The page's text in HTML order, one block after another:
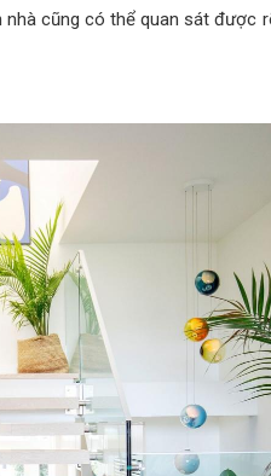
cũng có thể quan sát được